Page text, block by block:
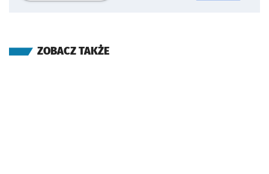
ZOBACZ TAKŻE